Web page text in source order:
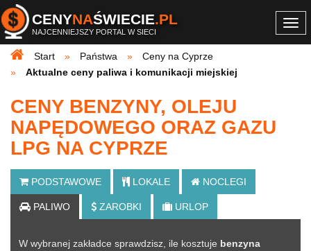
CENYNAŚWIECIE.PL
NAJCENNIEJSZY PORTAL W SIECI
Start
Państwa
Ceny na Cyprze
Aktualne ceny paliwa i komunikacji miejskiej
CENY BENZYNY, OLEJU
NAPĘDOWEGO ORAZ GAZU
LPG NA CYPRZE
PODSTAWOWE LOKALE NOCLEGI
PALIWO ZAROBKI URLOP
W wybranej zakładce sprawdzisz, ile kosztuje benzyna